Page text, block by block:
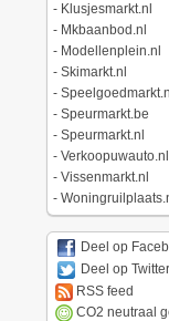
- Klusjesmarkt.nl
- Mkbaanbod.nl
- Modellenplein.nl
- Skimarkt.nl
- Speelgoedmarkt.nl
- Speurmarkt.be
- Speurmarkt.nl
- Verkoopuwauto.nl
- Vissenmarkt.nl
-
Deel op
Deel op Twitter
RSS feed
CO2 neutraal